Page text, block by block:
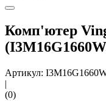
Комп'ютер
Артикул:
|
(0)